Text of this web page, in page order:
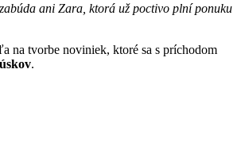
ani Zara, ktorá už poctivo plní ponuku
na tvorbe noviniek, ktoré sa s príchodom
.